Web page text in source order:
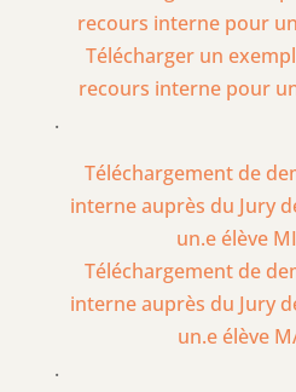
recours interne pour
Télécharger un
recours interne pour
.
Téléchargement de
interne auprès du Jury
un.e élève
Téléchargement de
interne auprès du Jury
un.e élève
.